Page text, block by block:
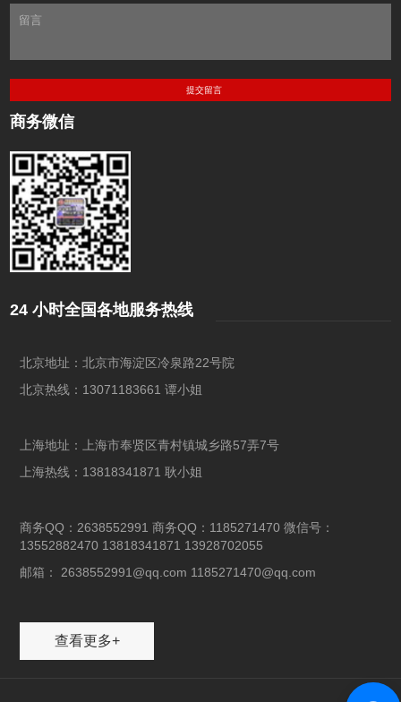
商务微信
24 小时全国各地服务热线
北京地址：北京市海淀区冷泉路22号院
北京热线：13071183661 谭小姐
上海地址：上海市奉贤区青村镇城乡路57弄7号
上海热线：13818341871 耿小姐
商务QQ：2638552991 商务QQ：1185271470 微信号：
13552882470 13818341871 13928702055
邮箱： 2638552991@qq.com 1185271470@qq.com
查看更多+